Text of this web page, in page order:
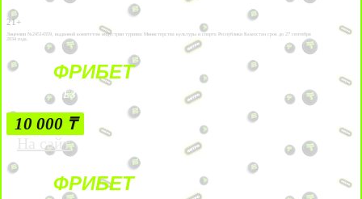
21+
Лицензии №24514359, выданной комитетом индустрии туризма Министерства культуры и спорта Республики Казахстан срок до 27 сентября
2034 года.
ФРИБЕТ
БЕЗ УСЛОВИЙ
10 000 ₸
На сайт
ФРИБЕТ